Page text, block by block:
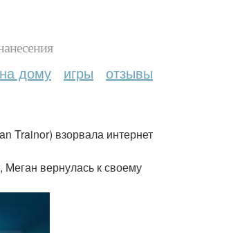
дому игры отзывы
Trainor) взорвала интернет
вернулась к своему